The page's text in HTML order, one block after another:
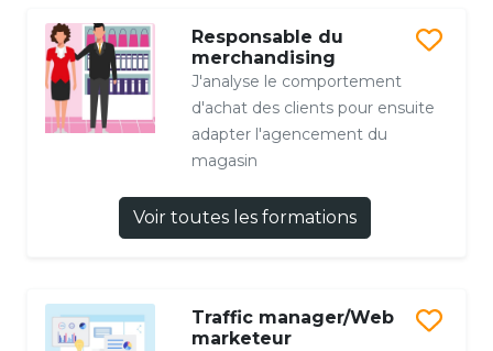
Responsable du
merchandising
J'analyse le comportement
d'achat des clients pour ensuite
adapter l'agencement du
magasin
Voir toutes les formations
Traffic manager/Web
marketeur